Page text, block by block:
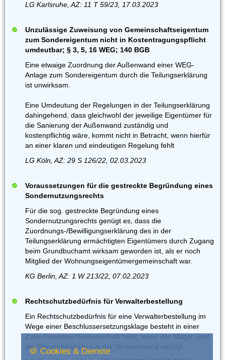
LG Karlsruhe, AZ: 11 T 59/23, 17.03.2023
Unzulässige Zuweisung von Gemeinschaftseigentum
zum Sondereigentum nicht in Kostentragungspflicht
umdeutbar; § 3, 5, 16 WEG; 140 BGB
Eine etwaige Zuordnung der Außenwand einer WEG-
Anlage zum Sondereigentum durch die Teilungserklärung
ist unwirksam.
Eine Umdeutung der Regelungen in der Teilungserklärung
dahingehend, dass gleichwohl der jeweilige Eigentümer für
die Sanierung der Außenwand zuständig und
kostenpflichtig wäre, kommt nicht in Betracht, wenn hierfür
an einer klaren und eindeutigen Regelung fehlt
LG Köln, AZ: 29 S 126/22, 02.03.2023
Voraussetzungen für die gestreckte Begründung eines
Sondernutzungsrechts
Für die sog. gestreckte Begründung eines
Sondernutzungsrechts genügt es, dass die
Zuordnungs-/Bewilligungserklärung des in der
Teilungserklärung ermächtigten Eigentümers durch Zugang
beim Grundbuchamt wirksam geworden ist, als er noch
Mitglied der Wohnungseigentümergemeinschaft war.
KG Berlin, AZ: 1 W 213/22, 07.02.2023
Rechtschutzbedürfnis für Verwalterbestellung
Ein Rechtschutzbedürfnis für eine Verwalterbestellung im
Wege einer Beschlussersetzungsklage besteht in einer
Zwei-Personen-Gemeinschaft nicht, wenn der Kläger über
die Stimmenmehrheit in der Versammlung verfügt.
🍪 Cookies & Dienste